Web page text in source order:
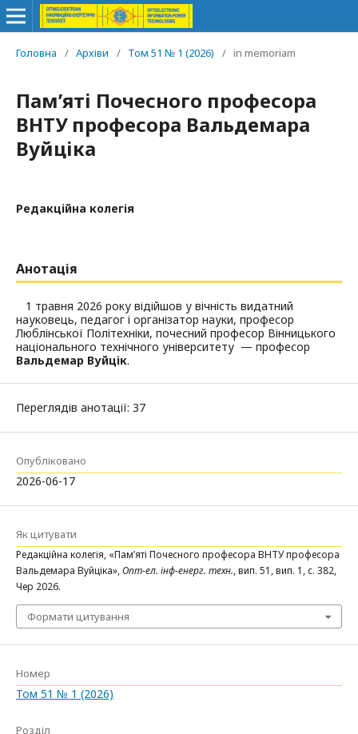
Головна / Архіви / Том 51 № 1 (2026) / in memoriam
Пам’яті Почесного професора
ВНТУ професора Вальдемара
Вуйціка
Редакційна колегія
Анотація
1 травня 2026 року відійшов у вічність видатний
науковець, педагог і організатор науки, професор
Люблінської Політехніки, почесний професор Вінницького
національного технічного університету — професор
Вальдемар Вуйцік.
Переглядів анотації: 37
Опубліковано
2026-06-17
Як цитувати
Редакційна колегія, «Пам’яті Почесного професора ВНТУ професора
Вальдемара Вуйціка»,Опт-ел. інф-енерг. техн., вип. 51, вип. 1, с. 382,
Чер 2026.
Формати цитування
Номер
Том 51 № 1 (2026)
Розділ